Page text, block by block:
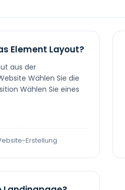
Element Layout?
aus der
Wählen Sie die
Wählen Sie eines
Erstellung